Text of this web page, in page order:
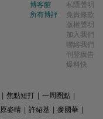
博客館
所有博評
私隱聲明
免責條款
版權聲明
加入我們
聯絡我們
刊登廣告
爆料快
焦點短打 一周圈點
原姿晴 許紹基 麥國華